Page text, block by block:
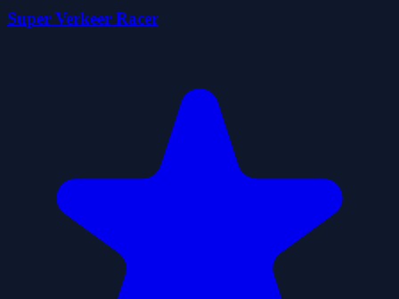
Super Verkeer Racer